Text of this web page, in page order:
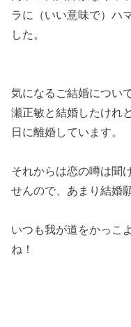
ラに（いい意味で）ハ
した。
気になるご結婚につい
瀬正敏と結婚したけれ
日に離婚しています。
それからは恋の噂は聞
せんので、あまり結婚
いつも我が道をかっこ
ね！